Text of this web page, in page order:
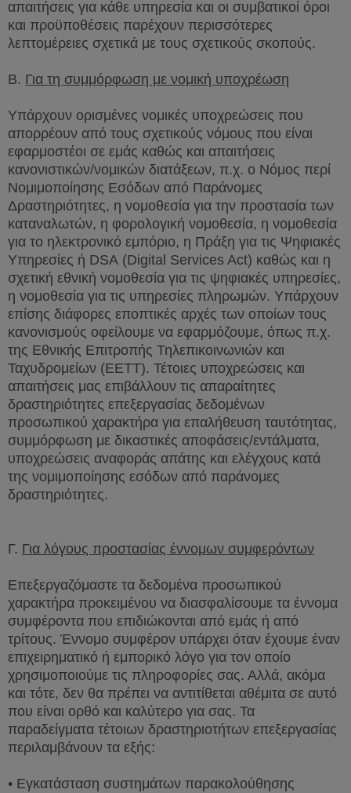
απαιτήσεις για κάθε υπηρεσία και οι συμβατικοί όροι
και προϋποθέσεις παρέχουν περισσότερες
λεπτομέρειες σχετικά με τους σχετικούς σκοπούς.
Β. Για τη συμμόρφωση με νομική υποχρέωση
Υπάρχουν ορισμένες νομικές υποχρεώσεις που
απορρέουν από τους σχετικούς νόμους που είναι
εφαρμοστέοι σε εμάς καθώς και απαιτήσεις
κανονιστικών/νομικών διατάξεων, π.χ. ο Νόμος περί
Νομιμοποίησης Εσόδων από Παράνομες
Δραστηριότητες, η νομοθεσία για την προστασία των
καταναλωτών, η φορολογική νομοθεσία, η νομοθεσία
για το ηλεκτρονικό εμπόριο, η Πράξη για τις Ψηφιακές
Υπηρεσίες ή DSA (Digital Services Act) καθώς και η
σχετική εθνική νομοθεσία για τις ψηφιακές υπηρεσίες,
η νομοθεσία για τις υπηρεσίες πληρωμών. Υπάρχουν
επίσης διάφορες εποπτικές αρχές των οποίων τους
κανονισμούς οφείλουμε να εφαρμόζουμε, όπως π.χ.
της Εθνικής Επιτροπής Τηλεπικοινωνιών και
Ταχυδρομείων (ΕΕΤΤ). Τέτοιες υποχρεώσεις και
απαιτήσεις μας επιβάλλουν τις απαραίτητες
δραστηριότητες επεξεργασίας δεδομένων
προσωπικού χαρακτήρα για επαλήθευση ταυτότητας,
συμμόρφωση με δικαστικές αποφάσεις/εντάλματα,
υποχρεώσεις αναφοράς απάτης και ελέγχους κατά
της νομιμοποίησης εσόδων από παράνομες
δραστηριότητες.
Γ. Για λόγους προστασίας έννομων συμφερόντων
Επεξεργαζόμαστε τα δεδομένα προσωπικού
χαρακτήρα προκειμένου να διασφαλίσουμε τα έννομα
συμφέροντα που επιδιώκονται από εμάς ή από
τρίτους. Έννομο συμφέρον υπάρχει όταν έχουμε έναν
επιχειρηματικό ή εμπορικό λόγο για τον οποίο
χρησιμοποιούμε τις πληροφορίες σας. Αλλά, ακόμα
και τότε, δεν θα πρέπει να αντιτίθεται αθέμιτα σε αυτό
που είναι ορθό και καλύτερο για σας. Τα
παραδείγματα τέτοιων δραστηριοτήτων επεξεργασίας
περιλαμβάνουν τα εξής:
• Εγκατάσταση συστημάτων παρακολούθησης